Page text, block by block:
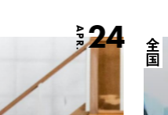
APR.24 全国